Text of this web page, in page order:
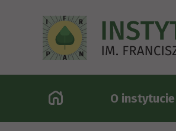
O instytucie